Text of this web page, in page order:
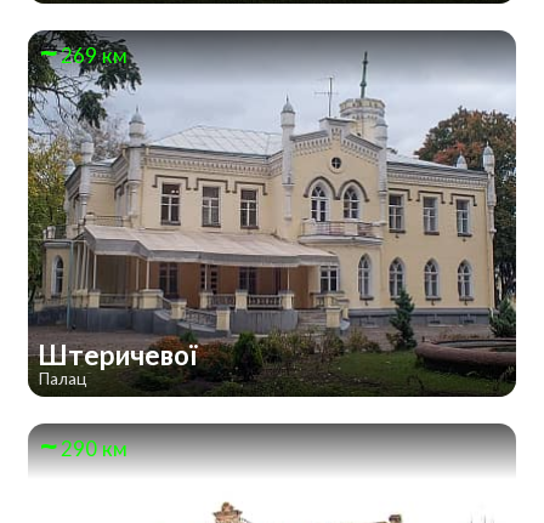
269 км
Штеричевої
Палац
290 км